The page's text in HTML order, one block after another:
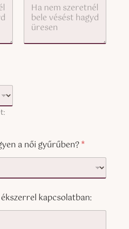
a női gyűrűben?*
kapcsolatban: